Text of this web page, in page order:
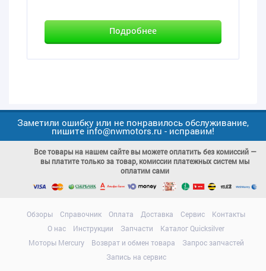
Подробнее
Заметили ошибку или не понравилось обслуживание,
пишите info@nwmotors.ru - исправим!
Все товары на нашем сайте вы можете оплатить без комиссий —
вы платите только за товар, комиссии платежных систем мы
оплатим сами
Обзоры Справочник Оплата Доставка Сервис
Контакты
О нас
Инструкции Запчасти
Каталог Quicksilver
Моторы Mercury
Возврат и обмен товара
Запрос запчастей
Запись на сервис